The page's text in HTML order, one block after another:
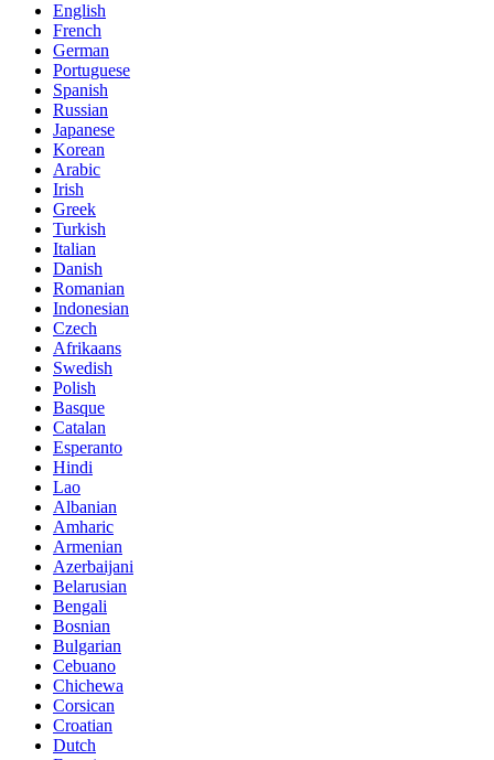
English
French
German
Portuguese
Spanish
Russian
Japanese
Korean
Arabic
Irish
Greek
Turkish
Italian
Danish
Romanian
Indonesian
Czech
Afrikaans
Swedish
Polish
Basque
Catalan
Esperanto
Hindi
Lao
Albanian
Amharic
Armenian
Azerbaijani
Belarusian
Bengali
Bosnian
Bulgarian
Cebuano
Chichewa
Corsican
Croatian
Dutch